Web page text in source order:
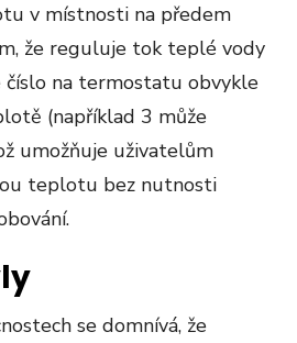
v místnosti na předem
že reguluje tok teplé vody
číslo na termostatu obvykle
(například 3 může
umožňuje uživatelům
teplotu bez nutnosti
se domnívá, že